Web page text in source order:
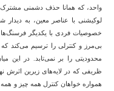
واحد، که همانا حذف دشمنی مشترک
لوکیشنی با عناصر معین، به
خصوصیات فردی با یکدیگر فرسنگ‌ها
بی‌مرز و کنترلی را ترسیم می‌کند
محدودیتی را بر نمی‌تابد. در این
ظریفی که در لایه‌های زیرین اثرش
همواره خواهان کنترل همه چیز و